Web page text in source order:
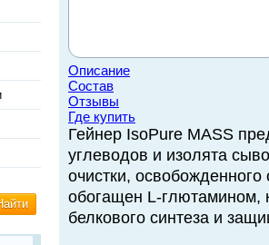
Описание
Состав
Отзывы
Где купить
Гейнер IsoPure MASS
углеводов и изолята
очистки,
обогащен L-глютамином,
белкового синтеза и